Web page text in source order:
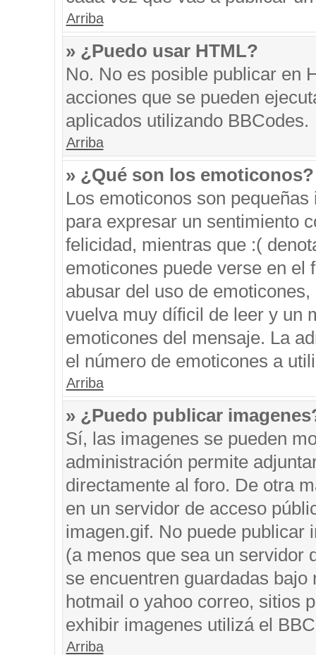
Arriba
» ¿Puedo usar HTML?
No. No es posible publicar en
acciones que se pueden
aplicados utilizando BBCodes.
Arriba
» ¿Qué son los emoticonos?
Los emoticonos son
para expresar un sentimiento
felicidad, mientras que :(
emoticones puede verse en el
abusar del uso de
vuelva muy díficil de leer y un
emoticones del mensaje. La
el número de emoticones a
Arriba
» ¿Puedo publicar
Sí, las imagenes se pueden
administración permite
directamente al foro. De otra
en un servidor de acceso
imagen.gif. No puede publicar
(a menos que sea un servidor
se encuentren guardadas
hotmail o yahoo correo, sitios
exhibir imagenes utilizá el
Arriba